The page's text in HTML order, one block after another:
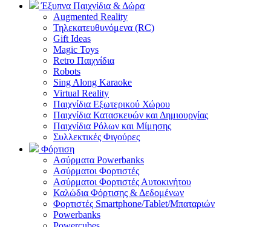
Έξυπνα Παιχνίδια & Δώρα
Augmented Reality
Τηλεκατευθυνόμενα (RC)
Gift Ideas
Magic Toys
Retro Παιχνίδια
Robots
Sing Along Karaoke
Virtual Reality
Παιχνίδια Εξωτερικού Χώρου
Παιχνίδια Κατασκευών και Δημιουργίας
Παιχνίδια Ρόλων και Μίμησης
Συλλεκτικές Φιγούρες
Φόρτιση
Ασύρματα Powerbanks
Aσύρματοι Φορτιστές
Ασύρματοι Φορτιστές Αυτοκινήτου
Καλώδια Φόρτισης & Δεδομένων
Φορτιστές Smartphone/Tablet/Μπαταριών
Powerbanks